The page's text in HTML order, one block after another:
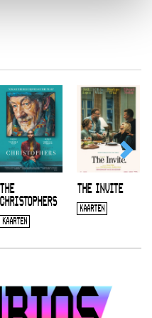
THE
CHRISTOPHERS
KAARTEN
THE INVITE
KAARTEN